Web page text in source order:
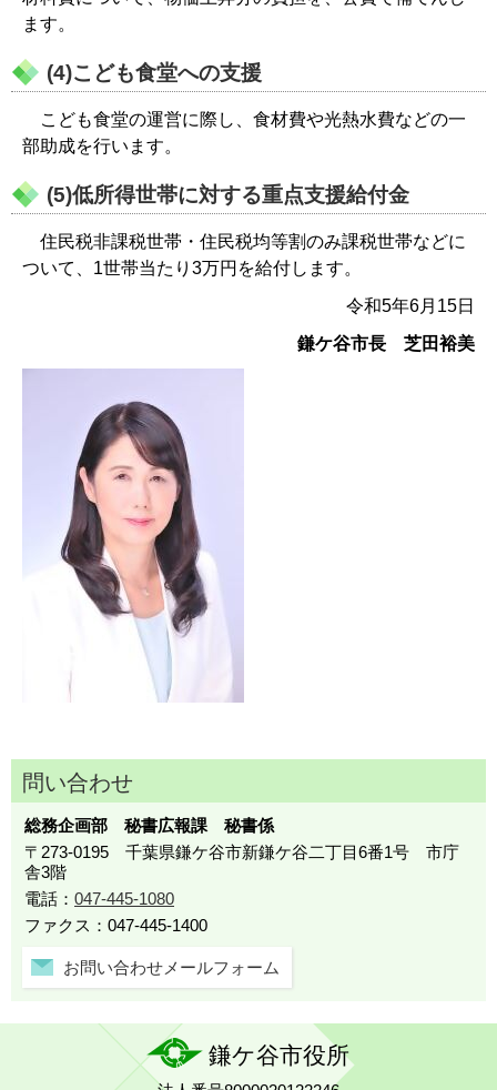
ます。
(4)こども食堂への支援
こども食堂の運営に際し、食材費や光熱水費などの一
部助成を行います。
(5)低所得世帯に対する重点支援給付金
住民税非課税世帯・住民税均等割のみ課税世帯などに
ついて、1世帯当たり3万円を給付します。
令和5年6月15日
鎌ケ谷市長 芝田裕美
問い合わせ
総務企画部 秘書広報課 秘書係
〒273-0195 千葉県鎌ケ谷市新鎌ケ谷二丁目6番1号 市庁
舎3階
電話： 047-445-1080
ファクス：047-445-1400
お問い合わせメールフォーム
鎌ケ谷市役所